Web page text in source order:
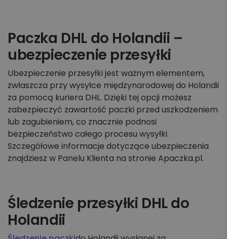
Paczka DHL do Holandii –
ubezpieczenie przesyłki
Ubezpieczenie przesyłki jest ważnym elementem,
zwłaszcza przy wysyłce międzynarodowej do Holandii
za pomocą kuriera DHL. Dzięki tej opcji możesz
zabezpieczyć zawartość paczki przed uszkodzeniem
lub zagubieniem, co znacznie podnosi
bezpieczeństwo całego procesu wysyłki.
Szczegółowe informacje dotyczące ubezpieczenia
znajdziesz w Panelu Klienta na stronie Apaczka.pl.
Śledzenie przesyłki DHL do
Holandii